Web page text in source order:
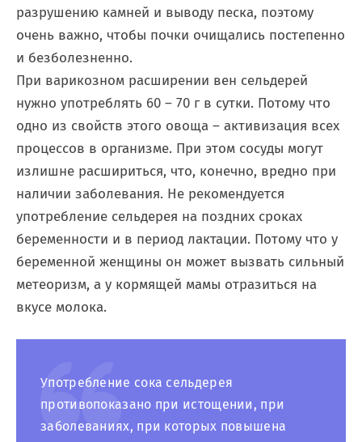
разрушению камней и выводу песка, поэтому
очень важно, чтобы почки очищались постепенно
и безболезненно.
При варикозном расширении вен сельдерей
нужно употреблять 60 – 70 г в сутки. Потому что
одно из свойств этого овоща – активизация всех
процессов в организме. При этом сосуды могут
излишне расшириться, что, конечно, вредно при
наличии заболевания. Не рекомендуется
употребление сельдерея на поздних сроках
беременности и в период лактации. Потому что у
беременной женщины он может вызвать сильный
метеоризм, а у кормящей мамы отразиться на
вкусе молока.
Употребление сока сельдерея
противопоказано при истощении, при
заболеваниях, при которых повышена